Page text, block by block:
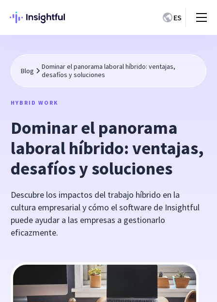
ES
Blog
Dominar el panorama laboral híbrido: ventajas,
desafíos y soluciones
HYBRID WORK
Dominar el panorama
laboral híbrido: ventajas,
desafíos y soluciones
Descubre los impactos del trabajo híbrido en la
cultura empresarial y cómo el software de Insightful
puede ayudar a las empresas a gestionarlo
eficazmente.